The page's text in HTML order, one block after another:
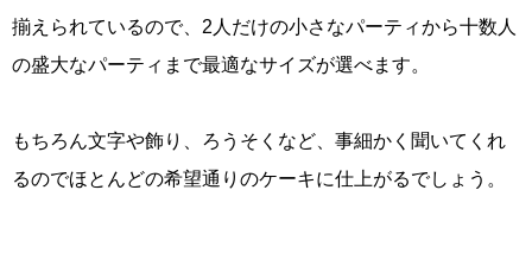
揃えられているので、2人だけの小さなパーティから十数人
の盛大なパーティまで最適なサイズが選べます。
もちろん文字や飾り、ろうそくなど、事細かく聞いてくれ
るのでほとんどの希望通りのケーキに仕上がるでしょう。